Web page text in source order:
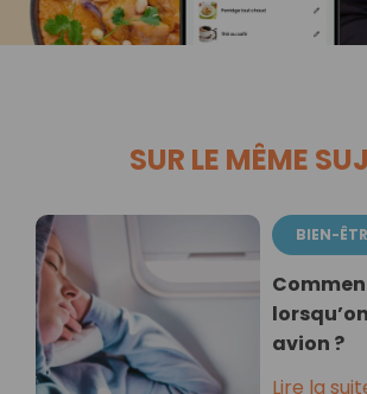
SUR LE MÊME
BIEN-
avion ?
Lire la